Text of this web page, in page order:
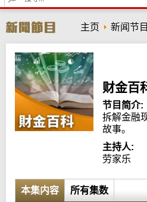
e
r
c
h
主页 新闻节目
财金百
节目简介:
拆解金融
故事。
主持人:
劳家乐
本集内容 所有集数